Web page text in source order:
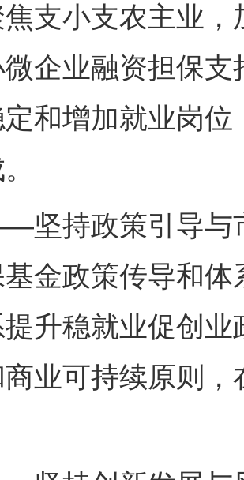
支小支农主业
企业融资担保
和增加就业岗
政策引导与市
金政策传导和
升稳就业促创
业可持续原则